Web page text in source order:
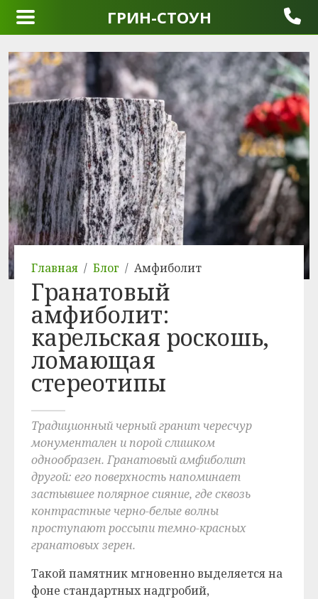
ГРИН-СТОУН
Главная Блог Амфиболит
Гранатовый
амфиболит:
карельская роскошь,
ломающая
стереотипы
Традиционный черный гранит чересчур
монументален и порой слишком
однообразен. Гранатовый амфиболит
другой: его поверхность напоминает
застывшее полярное сияние, где сквозь
контрастные черно-белые волны
проступают россыпи темно-красных
гранатовых зерен.
Такой памятник мгновенно выделяется на
фоне стандартных надгробий,